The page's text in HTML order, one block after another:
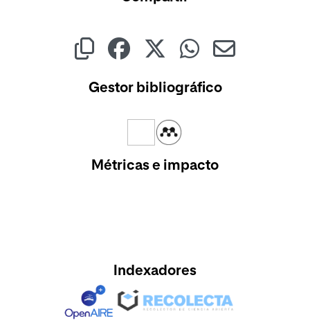
Gestor bibliográfico
Métricas e impacto
Indexadores